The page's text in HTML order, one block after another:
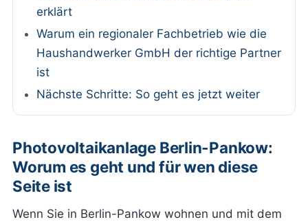
erklärt
Warum ein regionaler Fachbetrieb wie die
Haushandwerker GmbH der richtige Partner
ist
Nächste Schritte: So geht es jetzt weiter
Photovoltaikanlage Berlin-Pankow:
Worum es geht und für wen diese
Seite ist
Wenn Sie in Berlin-Pankow wohnen und mit dem